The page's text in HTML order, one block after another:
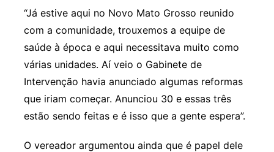
“Já estive aqui no Novo Mato Grosso reunido
com a comunidade, trouxemos a equipe de
saúde à época e aqui necessitava muito como
várias unidades. Aí veio o Gabinete de
Intervenção havia anunciado algumas reformas
que iriam começar. Anunciou 30 e essas três
estão sendo feitas e é isso que a gente espera”.
O vereador argumentou ainda que é papel dele